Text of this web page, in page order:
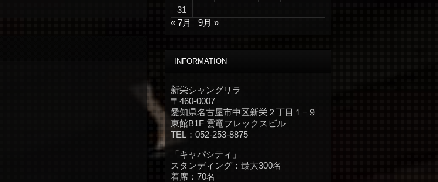
31
« 7月
9月 »
INFORMATION
新栄シャングリラ
〒460-0007
愛知県名古屋市中区新栄２丁目１−９
東館B1F 雲竜フレックスビル
TEL：052-253-8875
「キャパシティ」
スタンディング：最大300名
着席：70名